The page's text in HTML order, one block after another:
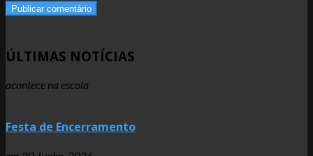
ÚLTIMAS NOTÍCIAS
acontece na escola
Festa de Encerramento